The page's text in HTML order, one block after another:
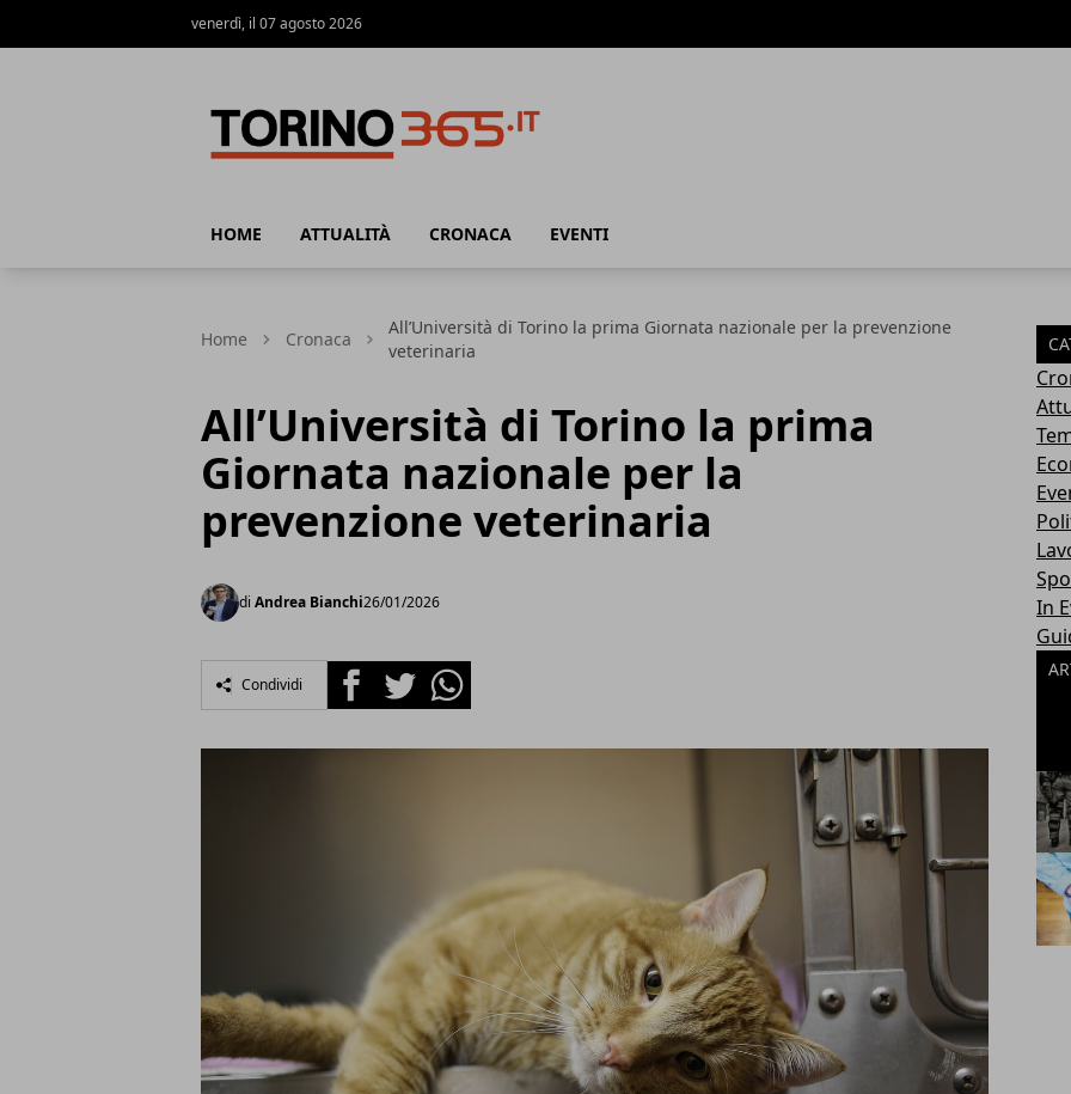
venerdì, il 07 agosto 2026
HOME ATTUALITÀ CRONACA EVENTI
Home Cronaca
All’Università di Torino la prima Giornata nazionale per la prevenzione
veterinaria
All’Università di Torino la prima
Giornata nazionale per la
prevenzione veterinaria
di Andrea Bianchi26/01/2026
Condividi FacebookTwitterWhatsapp
In